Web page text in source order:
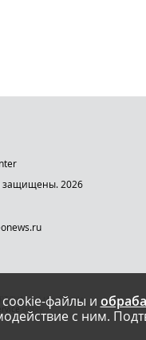
cookie-файлы и
с ним.
защищены. 2026
and the Google
apply.